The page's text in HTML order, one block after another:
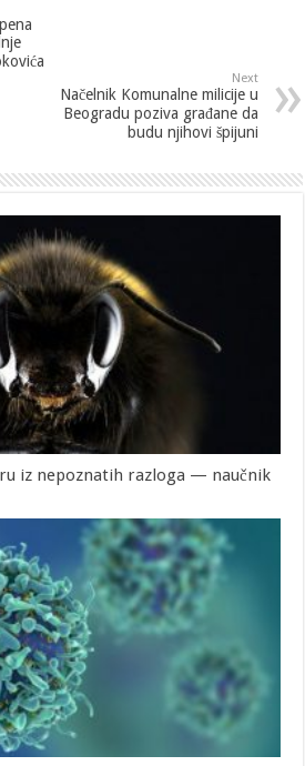
Next
Načelnik Komunalne milicije u
Beogradu poziva građane da
budu njihovi špijuni
iz nepoznatih razloga — naučnik